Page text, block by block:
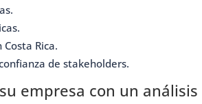
Rica.
de stakeholders.
empresa con un